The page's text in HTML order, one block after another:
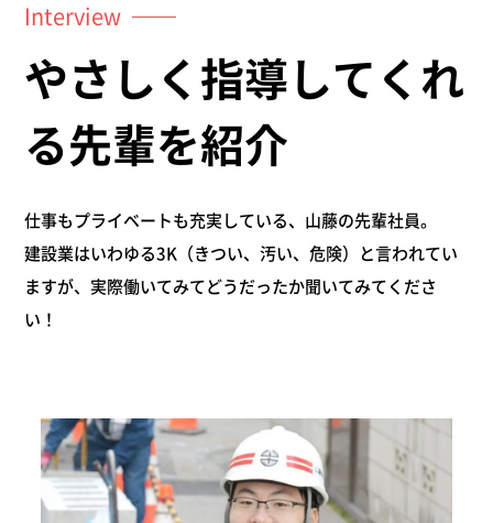
Interview
やさしく指導してくれ
る先輩を紹介
仕事もプライベートも充実している、山藤の先輩社員。
建設業はいわゆる3K（きつい、汚い、危険）と言われてい
ますが、実際働いてみてどうだったか聞いてみてくださ
い！